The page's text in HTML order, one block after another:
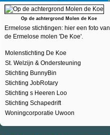
Op de achtergrond Molen de Koe
Ermelose stichtingen: hier een foto van
de Ermelose molen 'De Koe'.
Molenstichting De Koe
St. Welzijn & Ondersteuning
Stichting BunnyBin
Stichting JobRotary
Stichting s Heeren Loo
Stichting Schapedrift
Woningcorporatie Uwoon